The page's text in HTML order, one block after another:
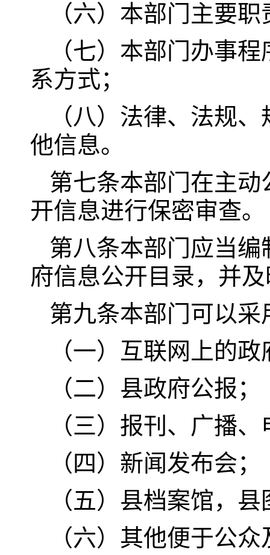
（六）本部门主要
（七）本部门办事
系方式；
（八）法律、法规
他信息。
第七条本部门在主
开信息进行保密审查。
第八条本部门应当
府信息公开目录，并
第九条本部门可以
（一）互联网上的
（二）县政府公报；
（三）报刊、广播
（四）新闻发布会；
（五）县档案馆，
（六）其他便于公